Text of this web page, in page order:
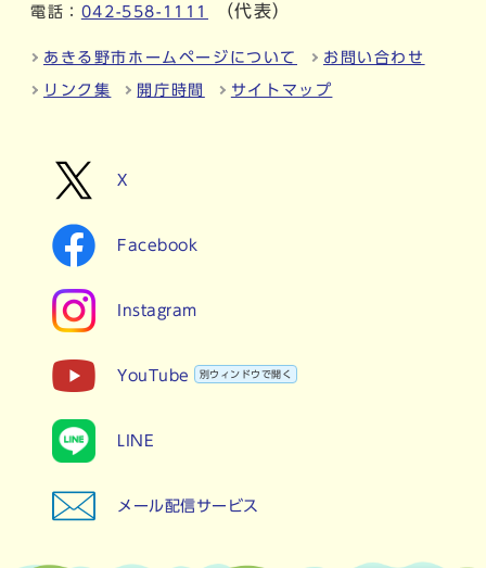
電話： 042-558-1111 （代表）
あきる野市ホームページについて お問い合わせ
リンク集 開庁時間 サイトマップ
X
Facebook
Instagram
YouTube 別ウィンドウで開く
LINE
メール配信サービス